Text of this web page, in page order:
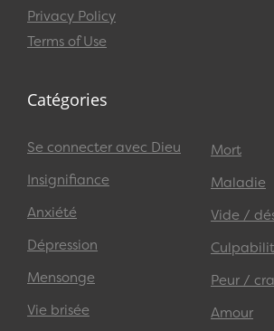
Privacy Policy
Terms of Use
Catégories
Se connecter avec Dieu
Insignifiance
Anxiété
Dépression
Mensonge
Vie brisée
Mort
Maladie
Vide /
Peur /
Amour